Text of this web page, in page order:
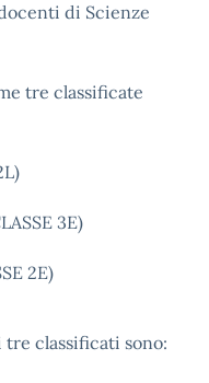
di Scienze
tre classificate
3E)
2E)
tre classificati sono: